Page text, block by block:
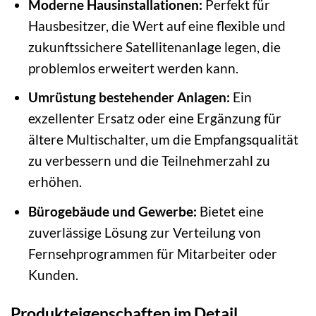
Moderne Hausinstallationen: Perfekt für
Hausbesitzer, die Wert auf eine flexible und
zukunftssichere Satellitenanlage legen, die
problemlos erweitert werden kann.
Umrüstung bestehender Anlagen: Ein
exzellenter Ersatz oder eine Ergänzung für
ältere Multischalter, um die Empfangsqualität
zu verbessern und die Teilnehmerzahl zu
erhöhen.
Bürogebäude und Gewerbe: Bietet eine
zuverlässige Lösung zur Verteilung von
Fernsehprogrammen für Mitarbeiter oder
Kunden.